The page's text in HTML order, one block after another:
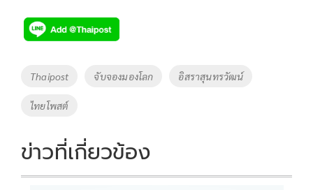
e
b
o
o
k
tt
er
p
y
Li
Tags
Thaipost จับจองมองโลก อิสราสุนทรวัฒน์
ไทยโพสต์
ข่าวที่เกี่ยวข้อง